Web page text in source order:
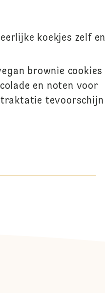
koekjes zelf en
brownie cookies
en noten voor
traktatie tevoorschijn